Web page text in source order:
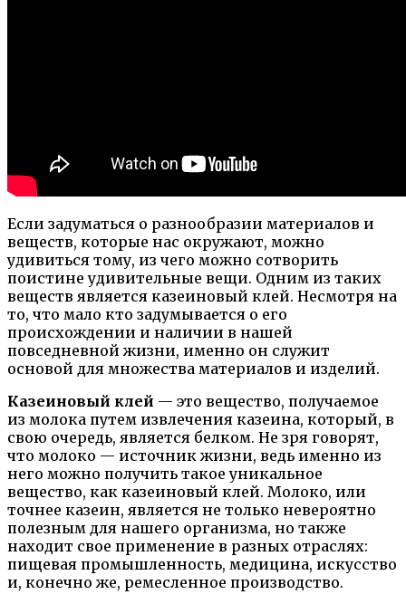
Если задуматься о разнообразии материалов и
веществ, которые нас окружают, можно
удивиться тому, из чего можно сотворить
поистине удивительные вещи. Одним из таких
веществ является казеиновый клей. Несмотря на
то, что мало кто задумывается о его
происхождении и наличии в нашей
повседневной жизни, именно он служит
основой для множества материалов и изделий.
Казеиновый клей — это вещество, получаемое
из молока путем извлечения казеина, который, в
свою очередь, является белком. Не зря говорят,
что молоко — источник жизни, ведь именно из
него можно получить такое уникальное
вещество, как казеиновый клей. Молоко, или
точнее казеин, является не только невероятно
полезным для нашего организма, но также
находит свое применение в разных отраслях:
пищевая промышленность, медицина, искусство
и, конечно же, ремесленное производство.